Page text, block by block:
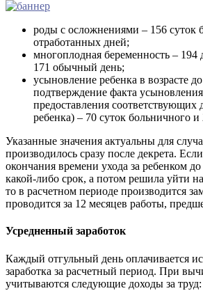
роды с осложнениями – 156 суток
отработанных дней;
многоплодная беременность – 194
171 обычный день;
усыновление ребенка в возрасте
подтверждение факта
предоставления соответствующих
ребенка) – 70 суток больничного
Указанные значения актуальны для
производилось сразу после декрета.
окончания времени ухода за ребенком до
какой-либо срок, а потом решила уйти
то в расчетном периоде производится
проводится за 12 месяцев работы,
Усредненный заработок
Каждый отгульный день оплачивается
заработка за расчетный период. При
учитываются следующие доходы за труд: